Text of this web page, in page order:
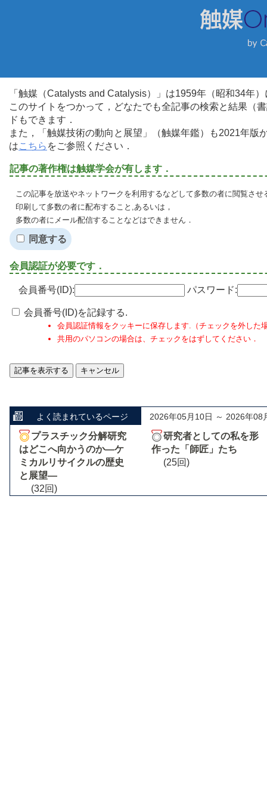
「触媒（Catalysts and Catalysis）」は1959年（昭和34年
このサイトをつかって，どなたでも全記事の検索と結果（
ドもできます．
また，「触媒技術の動向と展望」（触媒年鑑）も2021年
はこちら をご参照ください．
記事の著作権は触媒学会が有します．
この記事を放送やネットワークを利用するなどして多数の者に閲覧させ
印刷して多数の者に配布すること,あるいは，
多数の者にメール配信することなどはできません．
同意する
会員認証が必要です．
会員番号(ID): パスワード:
会員番号(ID)を記録する.
会員認証情報をクッキーに保存します.（チェックを外した
共用のパソコンの場合は、チェックをはずしてください．
よく読まれているページ 2026年05月10日 ～ 2026年08
プラスチック分解研究
はどこへ向かうのか―ケ
ミカルリサイクルの歴史
と展望―
(32回)
研究者としての私を形
作った「師匠」たち
(25回)